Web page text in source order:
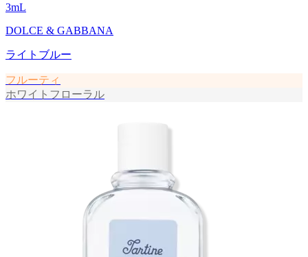
3mL
DOLCE & GABBANA
ライトブルー
フルーティ
ホワイトフローラル